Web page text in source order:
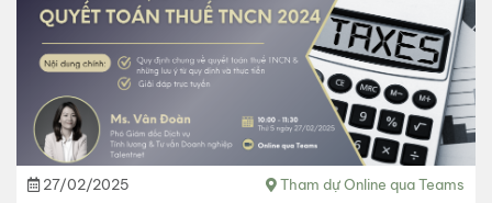
27/02/2025 Tham dự Online qua Teams